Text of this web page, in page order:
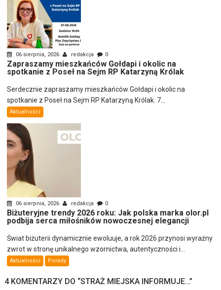
06 sierpnia, 2026 redakcja 0
Zapraszamy mieszkańców Gołdapi i okolic na
spotkanie z Poseł na Sejm RP Katarzyną Królak
Serdecznie zapraszamy mieszkańców Gołdapi i okolic na
spotkanie z Poseł na Sejm RP Katarzyną Królak. 7...
Aktualności
06 sierpnia, 2026 redakcja 0
Biżuteryjne trendy 2026 roku: Jak polska marka olor.pl
podbija serca miłośników nowoczesnej elegancji
Świat biżuterii dynamicznie ewoluuje, a rok 2026 przynosi wyraźny
zwrot w stronę unikalnego wzornictwa, autentyczności i...
Aktualności Porady
4 KOMENTARZY DO “STRAŻ MIEJSKA INFORMUJE…”